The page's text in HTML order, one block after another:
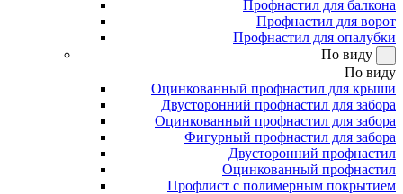
Профнастил для балкона
Профнастил для ворот
Профнастил для опалубки
По виду
По виду
Оцинкованный профнастил для крыши
Двусторонний профнастил для забора
Оцинкованный профнастил для забора
Фигурный профнастил для забора
Двусторонний профнастил
Оцинкованный профнастил
Профлист с полимерным покрытием